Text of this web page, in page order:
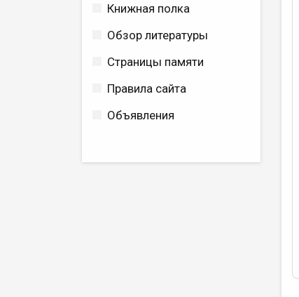
Книжная полка
Обзор литературы
Страницы памяти
Правила сайта
Объявления